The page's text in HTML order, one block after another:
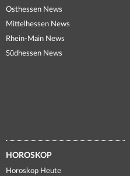
Osthessen News
Mittelhessen News
Rhein-Main News
Südhessen News
HOROSKOP
Horoskop Heute